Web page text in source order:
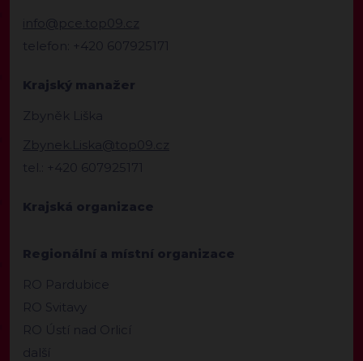
info@pce.top09.cz
telefon: +420 607925171
Krajský manažer
Zbyněk Liška
Zbynek.Liska@top09.cz
tel.: +420 607925171
Krajská organizace
Regionální a místní organizace
RO Pardubice
RO Svitavy
RO Ústí nad Orlicí
další